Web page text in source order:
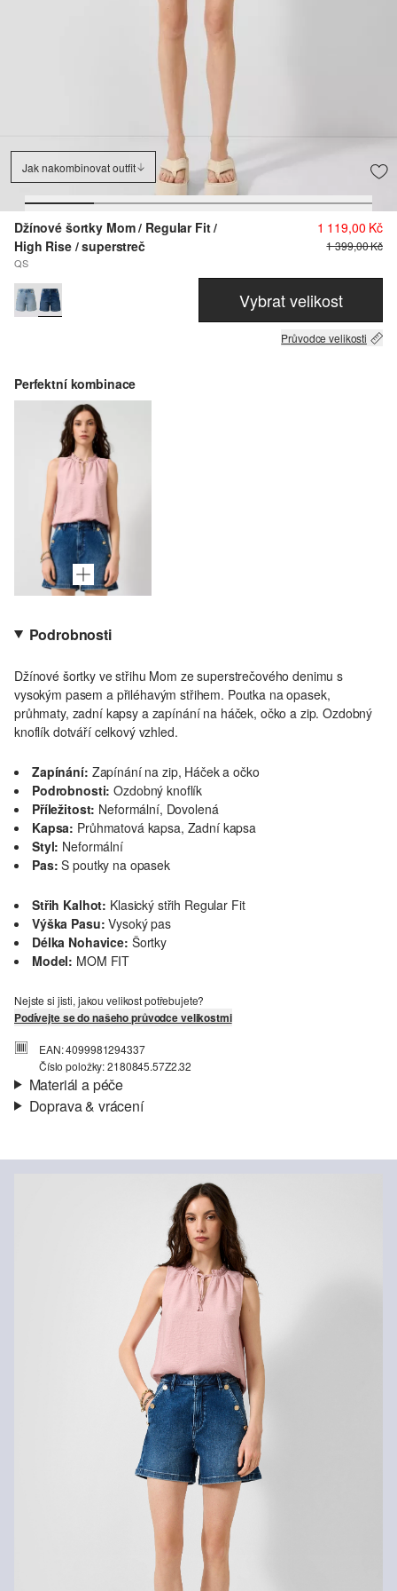
Jak nakombinovat outfit
Džínové šortky Mom / Regular Fit /
High Rise / superstreč
QS
1 119,00 Kč
1 399,00 Kč
Vybrat velikost
Průvodce velikosti
Perfektní kombinace
Podrobnosti
Džínové šortky ve střihu Mom ze superstrečového denimu s
vysokým pasem a přiléhavým střihem. Poutka na opasek,
průhmaty, zadní kapsy a zapínání na háček, očko a zip. Ozdobný
knoflík dotváří celkový vzhled.
Zapínání: Zapínání na zip, Háček a očko
Podrobnosti: Ozdobný knoflík
Příležitost: Neformální, Dovolená
Kapsa: Průhmatová kapsa, Zadní kapsa
Styl: Neformální
Pas: S poutky na opasek
Střih Kalhot: Klasický střih Regular Fit
Výška Pasu: Vysoký pas
Délka Nohavice: Šortky
Model: MOM FIT
Nejste si jisti, jakou velikost potřebujete?
Podívejte se do našeho průvodce velikostmi
EAN: 4099981294337
Číslo položky: 2180845.57Z2.32
Materiál a péče
Materiál: Směs s bavlnou
Nelze bělit chlórem
Nesušit v sušičce
Šetrné praní v pračce na 30 °
Nežehlit při vysoké teplotě
Nelze chemicky čistit
Doprava & vrácení
prostřednictvím společnosti Česká pošta. Náklady na dopravu pro
standardní doručení jsou 119,00 Kč .
Své zboží nám můžete bezplatně vrátit do 14 dnů.